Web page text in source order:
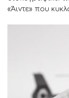
«Άιντε» που